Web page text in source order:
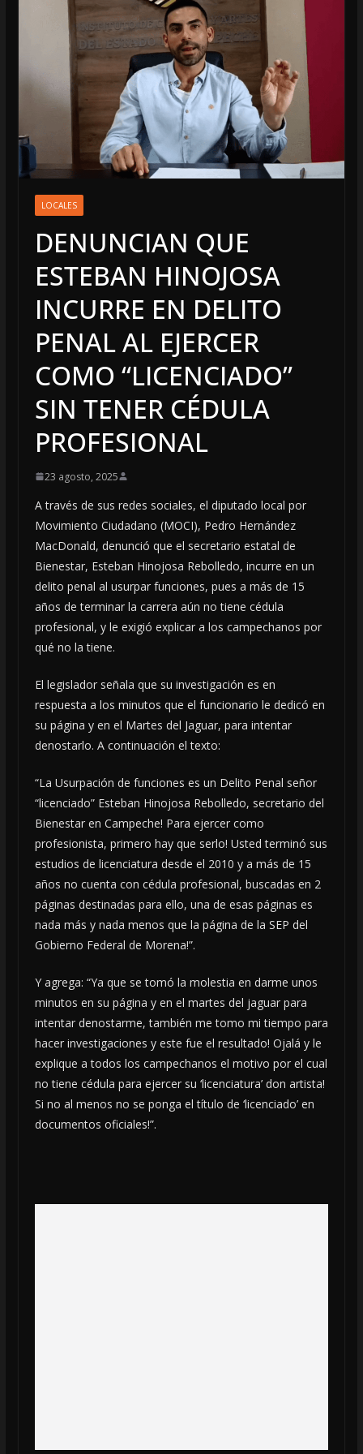
LOCALES
DENUNCIAN QUE
ESTEBAN HINOJOSA
INCURRE EN DELITO
PENAL AL EJERCER
COMO “LICENCIADO”
SIN TENER CÉDULA
PROFESIONAL
23 agosto, 2025
A través de sus redes sociales, el diputado local por
Movimiento Ciudadano (MOCI), Pedro Hernández
MacDonald, denunció que el secretario estatal de
Bienestar, Esteban Hinojosa Rebolledo, incurre en un
delito penal al usurpar funciones, pues a más de 15
años de terminar la carrera aún no tiene cédula
profesional, y le exigió explicar a los campechanos por
qué no la tiene.
El legislador señala que su investigación es en
respuesta a los minutos que el funcionario le dedicó en
su página y en el Martes del Jaguar, para intentar
denostarlo. A continuación el texto:
“La Usurpación de funciones es un Delito Penal señor
“licenciado” Esteban Hinojosa Rebolledo, secretario del
Bienestar en Campeche! Para ejercer como
profesionista, primero hay que serlo! Usted terminó sus
estudios de licenciatura desde el 2010 y a más de 15
años no cuenta con cédula profesional, buscadas en 2
páginas destinadas para ello, una de esas páginas es
nada más y nada menos que la página de la SEP del
Gobierno Federal de Morena!”.
Y agrega: “Ya que se tomó la molestia en darme unos
minutos en su página y en el martes del jaguar para
intentar denostarme, también me tomo mi tiempo para
hacer investigaciones y este fue el resultado! Ojalá y le
explique a todos los campechanos el motivo por el cual
no tiene cédula para ejercer su ‘licenciatura’ don artista!
Si no al menos no se ponga el título de ‘licenciado’ en
documentos oficiales!”.